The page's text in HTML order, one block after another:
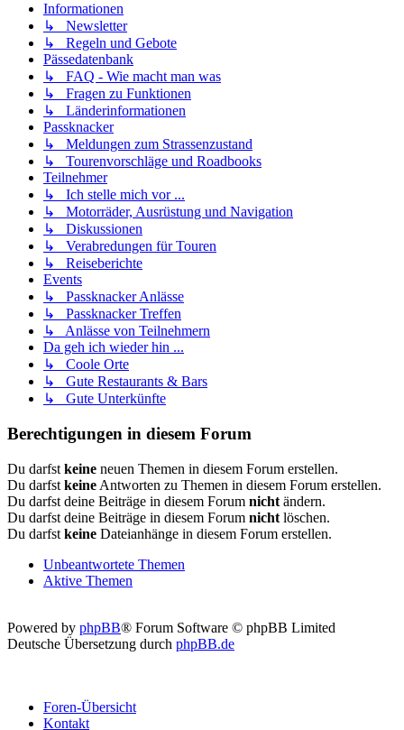
Informationen
↳ Newsletter
↳ Regeln und Gebote
Pässedatenbank
↳ FAQ - Wie macht man was
↳ Fragen zu Funktionen
↳ Länderinformationen
Passknacker
↳ Meldungen zum Strassenzustand
↳ Tourenvorschläge und Roadbooks
Teilnehmer
↳ Ich stelle mich vor ...
↳ Motorräder, Ausrüstung und Navigation
↳ Diskussionen
↳ Verabredungen für Touren
↳ Reiseberichte
Events
↳ Passknacker Anlässe
↳ Passknacker Treffen
↳ Anlässe von Teilnehmern
Da geh ich wieder hin ...
↳ Coole Orte
↳ Gute Restaurants & Bars
↳ Gute Unterkünfte
Berechtigungen in diesem Forum
Du darfst keine neuen Themen in diesem Forum erstellen.
Du darfst keine Antworten zu Themen in diesem Forum erstellen.
Du darfst deine Beiträge in diesem Forum nicht ändern.
Du darfst deine Beiträge in diesem Forum nicht löschen.
Du darfst keine Dateianhänge in diesem Forum erstellen.
Unbeantwortete Themen
Aktive Themen
Powered by phpBB® Forum Software © phpBB Limited
Deutsche Übersetzung durch phpBB.de
Foren-Übersicht
Kontakt